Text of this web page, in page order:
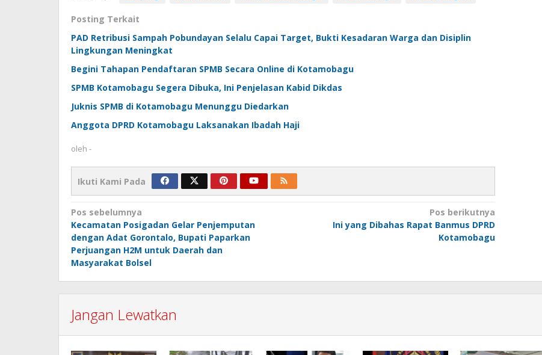
Posting Terkait
PAD Retribusi Sampah Pobundayan Selalu Capai Target, Bukti Kesadaran Warga dan Disiplin
Lingkungan Meningkat
Begini Tahapan Pendaftaran SPMB Secara Online di Kotamobagu
SPMB Kotamobagu Segera Dibuka, Ini Penjelasan Kabid Dikdas
Juknis SPMB di Kotamobagu Menunggu Diedarkan
Anggota DPRD Kotamobagu Laksanakan Ibadah Haji
oleh -
Ikuti Kami Pada
Navigasi
pos
Pos sebelumnya
Kecamatan Posigadan Gelar Penjemputan
dengan Adat Gorontalo, Bupati Paparkan
Perjuangan H2M untuk Daerah dan
Masyarakat Bolsel
Pos berikutnya
Ini yang Dibahas Rapat Banmus DPRD
Kotamobagu
Jangan Lewatkan